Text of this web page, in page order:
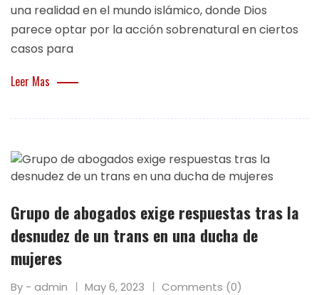
una realidad en el mundo islámico, donde Dios
parece optar por la acción sobrenatural en ciertos
casos para
Leer Mas
Grupo de abogados exige respuestas tras la
desnudez de un trans en una ducha de
mujeres
By - admin May 6, 2023 Comments (0)